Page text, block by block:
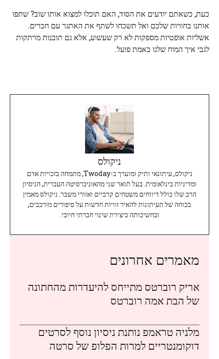
כעת, כשאתם יודעים את הסוד, האם תוכלו למצוא אותו שוב? שתפו
אותנו בחוויות שלכם ואל תשכחו לשתף את האתגר עם חברים.
אשליות אופטיות מספקות לא רק שעשוע, אלא גם תובנות מרתקות
לגבי איך המוח שלנו באמת פועל.
ניקולס
ניקולס, עיתונאי ותיק ומוערך ב-Twoday, מתמחה בזכויות אדם
ומדיניות בינלאומית. בעל תואר שני מהאוניברסיטה העברית, הניסיון
הרב שלו כולל דיווחים משטחים קרביים ואזורי משבר. ניקולס מאמין
בכוחה של העיתונות להאיר זוויות חדשות על סיפורים מורכבים,
ובחשיבותה ביצירת שינוי חברתי חיובי.
מאמרים אחרונים
אריק רוברטס מתייחס להיעדרות מהחתונה
של הבת אמה רוברטס
מלניה טראמפ נותנת ניסיון נוסף לסרטים
דוקומנטריים למרות הפלופ של סרטה